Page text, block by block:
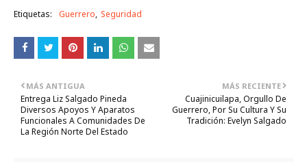
Etiquetas: Guerrero Seguridad
MÁS RECIENTE
Cuajinicuilapa, Orgullo De
Guerrero, Por Su Cultura Y Su
Tradición: Evelyn Salgado
MÁS ANTIGUA
Entrega Liz Salgado Pineda
Diversos Apoyos Y Aparatos
Funcionales A Comunidades De
La Región Norte Del Estado